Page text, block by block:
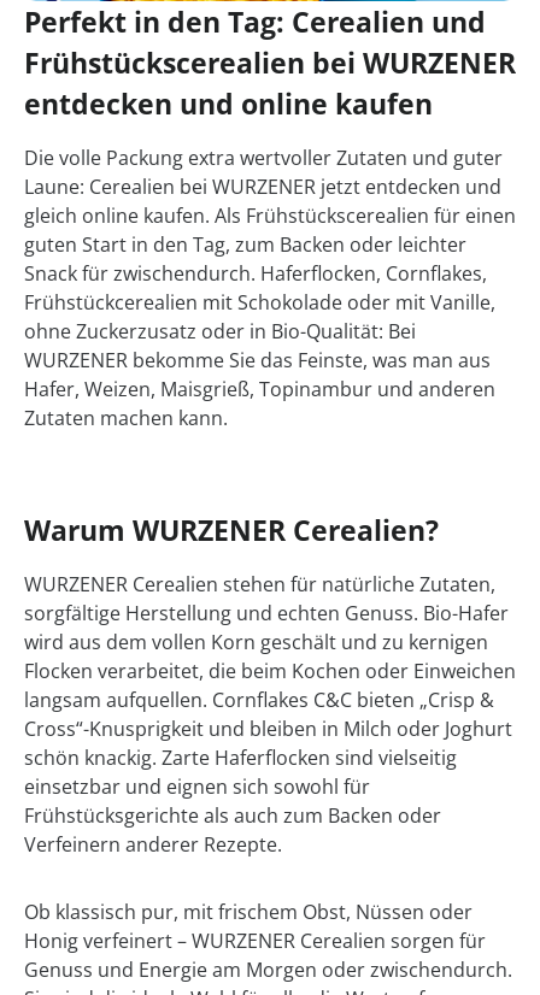
Perfekt in den Tag: Cerealien und
Frühstückscerealien bei WURZENER
entdecken und online kaufen
Die volle Packung extra wertvoller Zutaten und guter
Laune: Cerealien bei WURZENER jetzt entdecken und
gleich online kaufen. Als Frühstückscerealien für einen
guten Start in den Tag, zum Backen oder leichter
Snack für zwischendurch. Haferflocken, Cornflakes,
Frühstückcerealien mit Schokolade oder mit Vanille,
ohne Zuckerzusatz oder in Bio-Qualität: Bei
WURZENER bekomme Sie das Feinste, was man aus
Hafer, Weizen, Maisgrieß, Topinambur und anderen
Zutaten machen kann.
Warum WURZENER Cerealien?
WURZENER Cerealien stehen für natürliche Zutaten,
sorgfältige Herstellung und echten Genuss. Bio-Hafer
wird aus dem vollen Korn geschält und zu kernigen
Flocken verarbeitet, die beim Kochen oder Einweichen
langsam aufquellen. Cornflakes C&C bieten „Crisp &
Cross“-Knusprigkeit und bleiben in Milch oder Joghurt
schön knackig. Zarte Haferflocken sind vielseitig
einsetzbar und eignen sich sowohl für
Frühstücksgerichte als auch zum Backen oder
Verfeinern anderer Rezepte.
Ob klassisch pur, mit frischem Obst, Nüssen oder
Honig verfeinert – WURZENER Cerealien sorgen für
Genuss und Energie am Morgen oder zwischendurch.